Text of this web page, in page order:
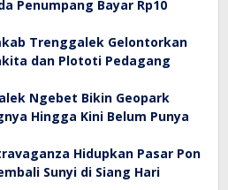
Penumpang Bayar Rp10
Trenggalek Gelontorkan
dan Plototi Pedagang
Ngebet Bikin Geopark
Hingga Kini Belum Punya
Hidupkan Pasar Pon
Sunyi di Siang Hari